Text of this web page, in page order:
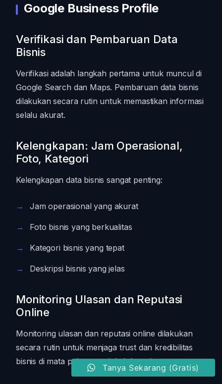
Google Business Profile
Verifikasi dan Pembaruan Data
Bisnis
Verifikasi adalah langkah pertama untuk muncul di
Google Search dan Maps. Pembaruan data bisnis
dilakukan secara rutin untuk memastikan informasi
selalu akurat.
Kelengkapan: Jam Operasional,
Foto, Kategori
Kelengkapan data bisnis sangat penting:
Jam operasional yang akurat
Foto bisnis yang berkualitas
Kategori bisnis yang tepat
Deskripsi bisnis yang jelas
Monitoring Ulasan dan Reputasi
Online
Monitoring ulasan dan reputasi online dilakukan
secara rutin untuk menjaga trust dan kredibilitas
bisnis di mata pelanggan lokal dan wisatawan.
Tanya Sekarang (Gratis)